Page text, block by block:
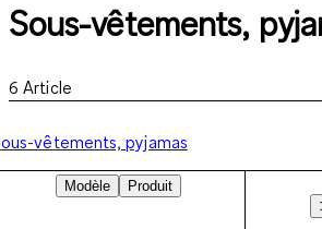
Sous-vêtements,
6 Article
vêtements, pyjamas
Modèle
Produit